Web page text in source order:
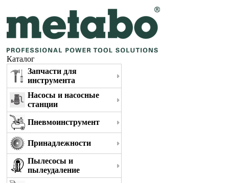
Каталог
Запчасти для
инструмента
Насосы и насосные
станции
Пневмоинструмент
Принадлежности
Пылесосы и
пылеудаление